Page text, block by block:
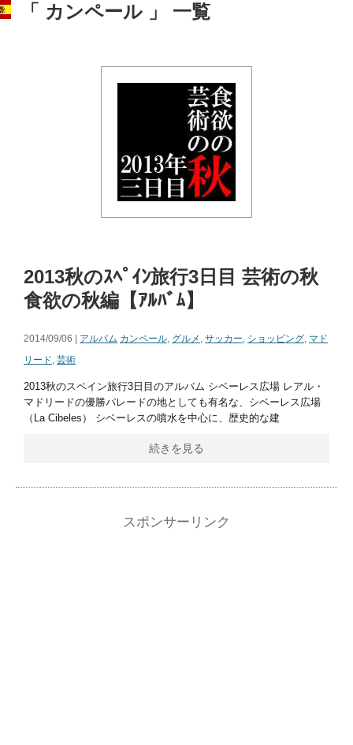
「 カンペール 」 一覧
2013秋のｽﾍﾟｲﾝ旅行3日目 芸術の秋
食欲の秋編【ｱﾙﾊﾞﾑ】
2014/09/06 | アルバム カンペール, グルメ , サッカー, ショッピング, マド
リード, 芸術
2013秋のスペイン旅行3日目のアルバム シベーレス広場 レアル・
マドリードの優勝パレードの地としても有名な、シベーレス広場
（La Cibeles） シベーレスの噴水を中心に、歴史的な建
続きを見る
スポンサーリンク